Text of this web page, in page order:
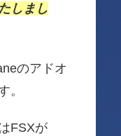
しまし
のアドオ
。
FSXが